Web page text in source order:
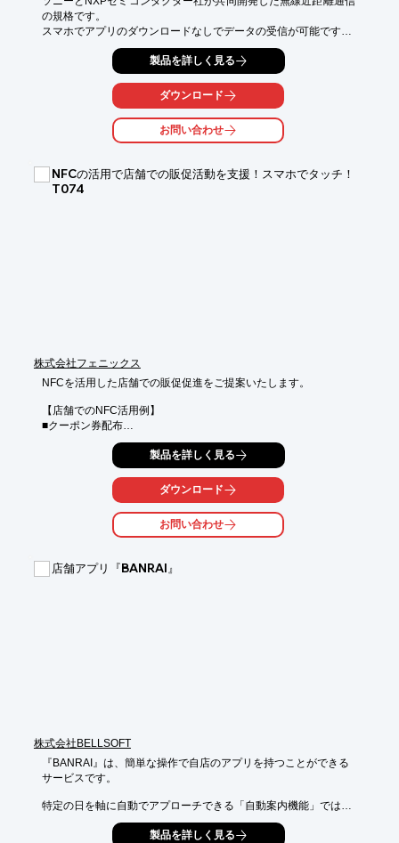
の規格です。
スマホでアプリのダウンロードなしでデータの受信が可能です！
スマホでかざすだけでURLへ飛ぶことが可能です！
交通系ICカードのSuicaやPASMO、マイナンバーカード、クレジ
おさいふケータイなど身近なところでも使用されています。
■読み取りアクションが少ないため、読取り回数が増え、利用率
QRコード(4アクション)：スマホ立ち上げ→アプリかカメラを起
動→焦点を合わせる→URLタップ
■キャンペーン
■Wi-Fi(IDとPASS自動入力)
製品を詳しく見る
ダウンロード
お問い合わせ
NFCの活用で店舗での販促活動を支援！スマホでタッチ！
T074
株式会社フェニックス
NFCを活用した店舗での販促促進をご提案いたします。
【店舗でのNFC活用例】
■クーポン券配布
■キャンペーン販促
【NFCとは…？】
ソニーとNXPセミコンダクター社が共同開発した無線近距離通信
スマホでかざすだけでURLへ飛ぶことが可能です！
NFCのラベルやカードなどのメディア販売、NFCメディアに印字
とICへの書込をする機器やソフト販売、
印字エンコードするサービス(POPなどへの貼付けなどの付帯作
製品を詳しく見る
ダウンロード
お問い合わせ
店舗アプリ『BANRAI』
株式会社BELLSOFT
『BANRAI』は、簡単な操作で自店のアプリを持つことができる
サービスです。
特定の日を軸に自動でアプローチできる「自動案内機能」では、
車検日を基準にメンテナンスや次回車検の案内を自動で配信可
製品を詳しく見る